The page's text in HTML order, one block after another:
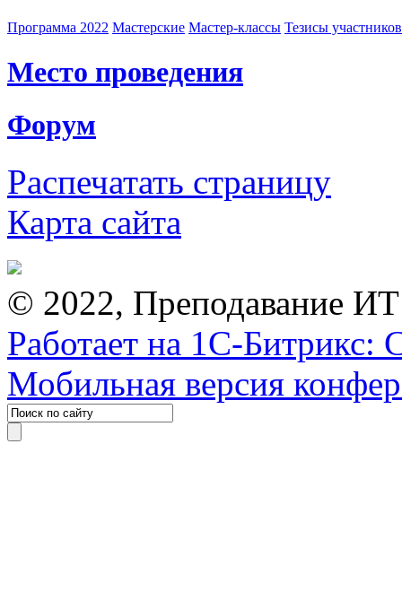
Программа 2022 Мастерские Мастер-классы Тезисы
Место проведения
Форум
Распечатать страницу
Карта сайта
© 2022, Преподавание
Работает на 1С-Битрикс:
Мобильная версия